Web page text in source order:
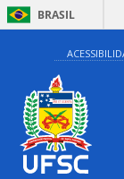
BRASIL